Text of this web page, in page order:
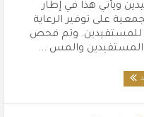
ويأتي هذا في إطار
على توفير الرعاية
للمستفيدين. وتم فحص
والمس ...